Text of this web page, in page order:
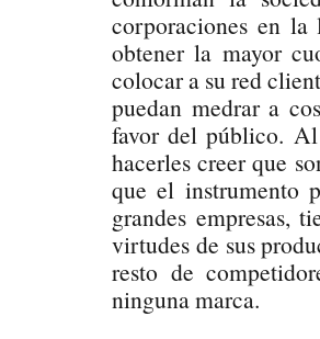
corporaciones en
obtener la mayor
colocar a su red
puedan medrar a
favor del público.
hacerles creer que
que el instrumento
grandes empresas,
virtudes de sus
resto de
ninguna marca.